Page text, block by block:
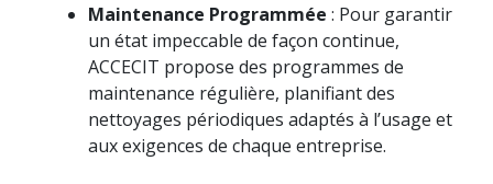
Maintenance Programmée : Pour garantir
un état impeccable de façon continue,
ACCECIT propose des programmes de
maintenance régulière, planifiant des
nettoyages périodiques adaptés à l’usage et
aux exigences de chaque entreprise.